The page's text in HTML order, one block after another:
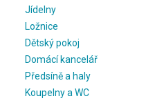
Jídelny
Ložnice
Dětský pokoj
Domácí kancelář
Předsíně a haly
Koupelny a WC